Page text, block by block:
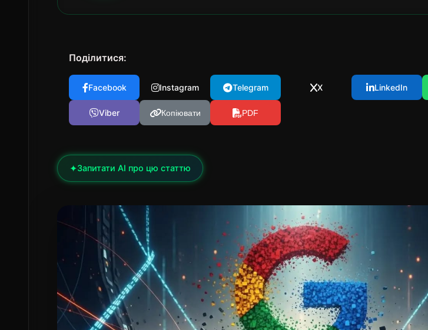
Поділитися:
Facebook Instagram Telegram X LinkedIn
Viber Копіювати PDF
✦Запитати AI про цю статтю